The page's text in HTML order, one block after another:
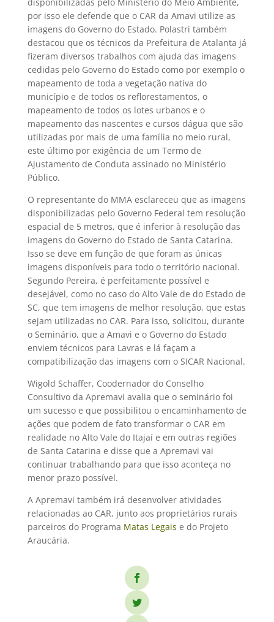
por isso ele defende que o CAR da Amavi utilize as
imagens do Governo do Estado. Polastri também
destacou que os técnicos da Prefeitura de Atalanta já
fizeram diversos trabalhos com ajuda das imagens
cedidas pelo Governo do Estado como por exemplo o
mapeamento de toda a vegetação nativa do
município e de todos os reflorestamentos, o
mapeamento de todos os lotes urbanos e o
mapeamento das nascentes e cursos dágua que são
utilizadas por mais de uma família no meio rural,
este último por exigência de um Termo de
Ajustamento de Conduta assinado no Ministério
Público.
O representante do MMA esclareceu que as imagens
disponibilizadas pelo Governo Federal tem resolução
espacial de 5 metros, que é inferior à resolução das
imagens do Governo do Estado de Santa Catarina.
Isso se deve em função de que foram as únicas
imagens disponíveis para todo o território nacional.
Segundo Pereira, é perfeitamente possível e
desejável, como no caso do Alto Vale de do Estado de
SC, que tem imagens de melhor resolução, que estas
sejam utilizadas no CAR. Para isso, solicitou, durante
o Seminário, que a Amavi e o Governo do Estado
enviem técnicos para Lavras e lá façam a
compatibilização das imagens com o SICAR Nacional.
Wigold Schaffer, Coodernador do Conselho
Consultivo da Apremavi avalia que o seminário foi
um sucesso e que possibilitou o encaminhamento de
ações que podem de fato transformar o CAR em
realidade no Alto Vale do Itajaí e em outras regiões
de Santa Catarina e disse que a Apremavi vai
continuar trabalhando para que isso aconteça no
menor prazo possível.
A Apremavi também irá desenvolver atividades
relacionadas ao CAR, junto aos proprietários rurais
parceiros do Programa Matas Legais e do Projeto
Araucária.